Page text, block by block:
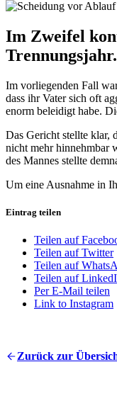
Im Zweifel
Trennungsjahr.
Im vorliegenden Fall
dass ihr Vater sich oft
enorm beleidigt habe.
Das Gericht stellte klar,
nicht mehr hinnehmbar
des Mannes stellte
Um eine Ausnahme in
Eintrag teilen
Teilen auf
Teilen auf Twitter
Teilen auf
Teilen auf
Per E-Mail teilen
Link to Instagram
Zurück zur